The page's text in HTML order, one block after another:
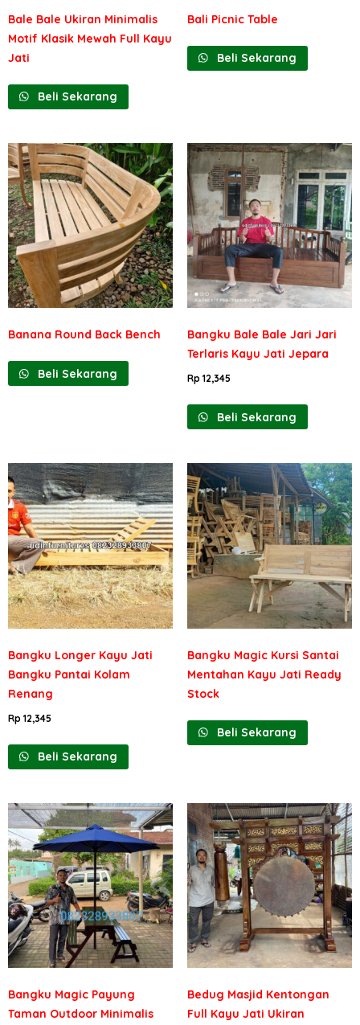
Bale Bale Ukiran Minimalis
Motif Klasik Mewah Full Kayu
Jati
Beli Sekarang
Bali Picnic Table
Beli Sekarang
Banana Round Back Bench
Beli Sekarang
Bangku Bale Bale Jari Jari
Terlaris Kayu Jati Jepara
Rp12,345
Beli Sekarang
Bangku Longer Kayu Jati
Bangku Pantai Kolam
Renang
Rp 12,345
Beli Sekarang
Bangku Magic Kursi Santai
Mentahan Kayu Jati Ready
Stock
Beli Sekarang
Bangku Magic Payung
Taman Outdoor Minimalis
Bedug Masjid Kentongan
Full Kayu Jati Ukiran